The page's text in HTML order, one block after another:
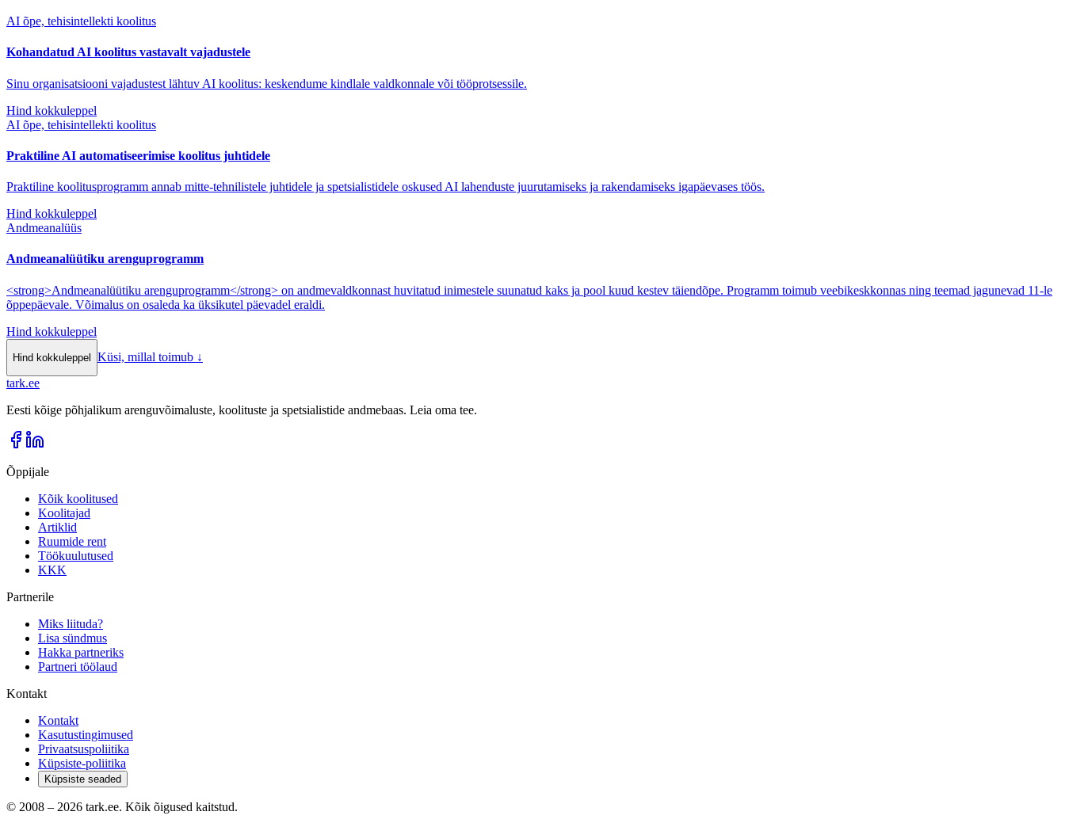
AI õpe, tehisintellekti koolitus
Kohandatud AI koolitus vastavalt vajadustele
Sinu organisatsiooni vajadustest lähtuv AI koolitus: keskendume kindlale valdkonnale või tööprotsessile.
Hind kokkuleppel
AI õpe, tehisintellekti koolitus
Praktiline AI automatiseerimise koolitus juhtidele
Praktiline koolitusprogramm annab mitte-tehnilistele juhtidele ja spetsialistidele oskused AI lahenduste juurutamiseks ja rakendamiseks igapäevases töös.
Hind kokkuleppel
Andmeanalüüs
Andmeanalüütiku arenguprogramm
<strong>Andmeanalüütiku arenguprogramm</strong> on andmevaldkonnast huvitatud inimestele suunatud kaks ja pool kuud kestev täiendõpe. Programm toimub veebikeskkonnas ning teemad jagunevad 11-le
õppepäevale. Võimalus on osaleda ka üksikutel päevadel eraldi.
Hind kokkuleppel
Hind kokkuleppel Küsi, millal toimub ↓
tark.ee
Eesti kõige põhjalikum arenguvõimaluste, koolituste ja spetsialistide andmebaas. Leia oma tee.
Õppijale
Kõik koolitused
Koolitajad
Artiklid
Ruumide rent
Töökuulutused
KKK
Partnerile
Miks liituda?
Lisa sündmus
Hakka partneriks
Partneri töölaud
Kontakt
Kontakt
Kasutustingimused
Privaatsuspoliitika
Küpsiste-poliitika
Küpsiste seaded
© 2008 – 2026 tark.ee. Kõik õigused kaitstud.